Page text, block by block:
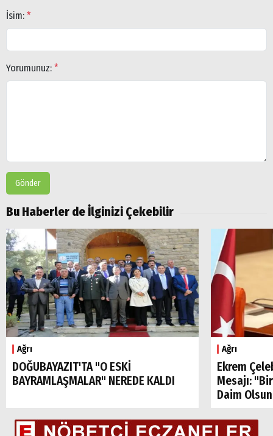
İsim: *
Yorumunuz: *
Gönder
Bu Haberler de İlginizi Çekebilir
Ağrı
DOĞUBAYAZIT'TA "O ESKİ
BAYRAMLAŞMALAR" NEREDE KALDI
Ağrı
Ekrem
Mesajı:
Daim